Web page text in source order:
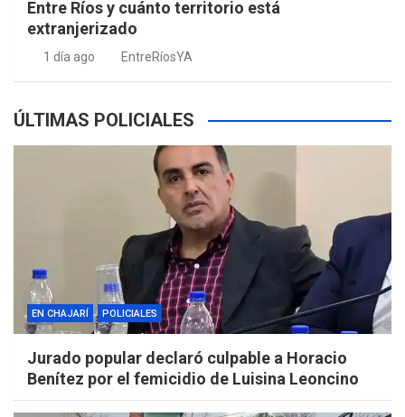
Entre Ríos y cuánto territorio está
extranjerizado
1 día ago EntreRíosYA
ÚLTIMAS POLICIALES
EN CHAJARÍ POLICIALES
Jurado popular declaró culpable a Horacio
Benítez por el femicidio de Luisina Leoncino